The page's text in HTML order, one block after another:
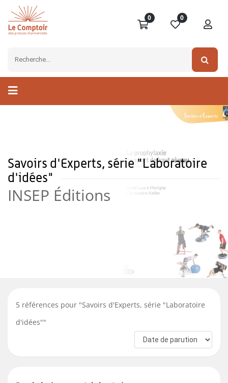
0 0
Savoirs d'Experts, série "Laboratoire
d'idées"
INSEP Éditions
5 références pour "Savoirs d'Experts, série "Laboratoire
d'idées""